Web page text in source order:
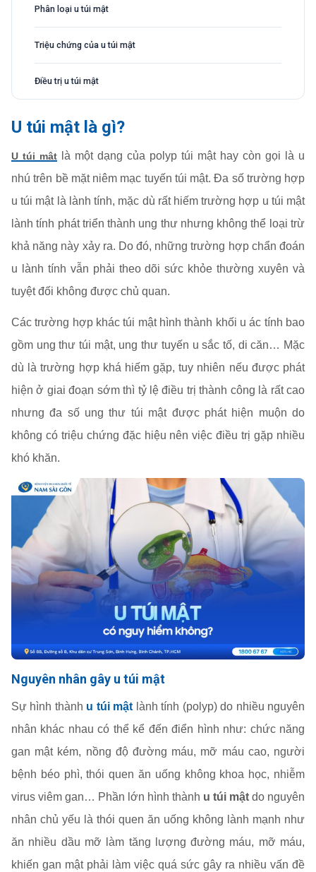
Phân loại u túi mật
Triệu chứng của u túi mật
Điều trị u túi mật
U túi mật là gì?
U túi mật là một dạng của polyp túi mật hay còn gọi là u
nhú trên bề mặt niêm mạc tuyến túi mật. Đa số trường hợp
u túi mật là lành tính, mặc dù rất hiếm trường hợp u túi mật
lành tính phát triển thành ung thư nhưng không thể loại trừ
khả năng này xảy ra. Do đó, những trường hợp chẩn đoán
u lành tính vẫn phải theo dõi sức khỏe thường xuyên và
tuyệt đối không được chủ quan.
Các trường hợp khác túi mật hình thành khối u ác tính bao
gồm ung thư túi mật, ung thư tuyến u sắc tố, di căn… Mặc
dù là trường hợp khá hiếm gặp, tuy nhiên nếu được phát
hiện ở giai đoạn sớm thì tỷ lệ điều trị thành công là rất cao
nhưng đa số ung thư túi mật được phát hiện muộn do
không có triệu chứng đặc hiệu nên việc điều trị gặp nhiều
khó khăn.
Nguyên nhân gây u túi mật
Sự hình thành u túi mật lành tính (polyp) do nhiều nguyên
nhân khác nhau có thể kể đến điển hình như: chức năng
gan mật kém, nồng độ đường máu, mỡ máu cao, người
bệnh béo phì, thói quen ăn uống không khoa học, nhiễm
virus viêm gan… Phần lớn hình thành u túi mật do nguyên
nhân chủ yếu là thói quen ăn uống không lành mạnh như
ăn nhiều dầu mỡ làm tăng lượng đường máu, mỡ máu,
khiến gan mật phải làm việc quá sức gây ra nhiều vấn đề